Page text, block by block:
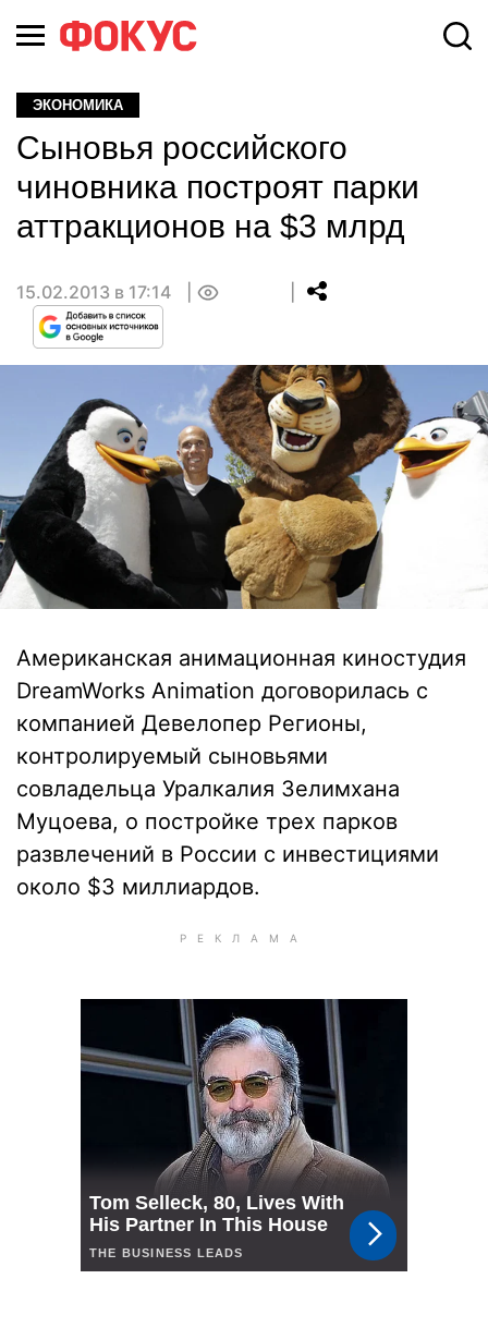
ЭКОНОМИКА
Сыновья российского
чиновника построят парки
аттракционов на $3 млрд
15.02.2013 в 17:14
Американская анимационная киностудия
DreamWorks Animation договорилась с
компанией Девелопер Регионы,
контролируемый сыновьями
совладельца Уралкалия Зелимхана
Муцоева, о постройке трех парков
развлечений в России с инвестициями
около $3 миллиардов.